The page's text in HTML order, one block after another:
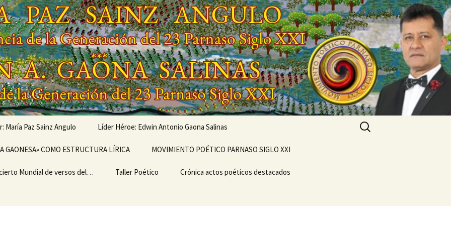
María Paz Sainz Angulo
de…
Escritura Poemarios POEMARIO «POETA
Líder Héroe: Edwin Antonio Gaona Salinas
OBRAS MUSICALIZADAS
LEGADO
GAONESA» COMO ESTRUCTURA LÍRICA MOVIMIENTO POÉTICO PARNASO SIGLO XXI
EL ULTRABARDISMO
Mundial de versos del… Taller Poético Crónica actos poéticos destacados
Buscar: